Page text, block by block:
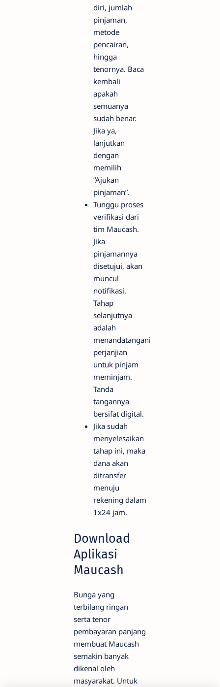
diri, jumlah
pinjaman,
metode
pencairan,
hingga
tenornya. Baca
kembali
apakah
semuanya
sudah benar.
Jika ya,
lanjutkan
dengan
memilih
“Ajukan
pinjaman”.
Tunggu proses
verifikasi dari
tim Maucash.
Jika
pinjamannya
disetujui, akan
muncul
notifikasi.
Tahap
selanjutnya
adalah
menandatangani
perjanjian
untuk pinjam
meminjam.
Tanda
tangannya
bersifat digital.
Jika sudah
menyelesaikan
tahap ini, maka
dana akan
ditransfer
menuju
rekening dalam
1x24 jam.
Download
Aplikasi
Maucash
Bunga yang
terbilang ringan
serta tenor
pembayaran panjang
membuat Maucash
semakin banyak
dikenal oleh
masyarakat. Untuk